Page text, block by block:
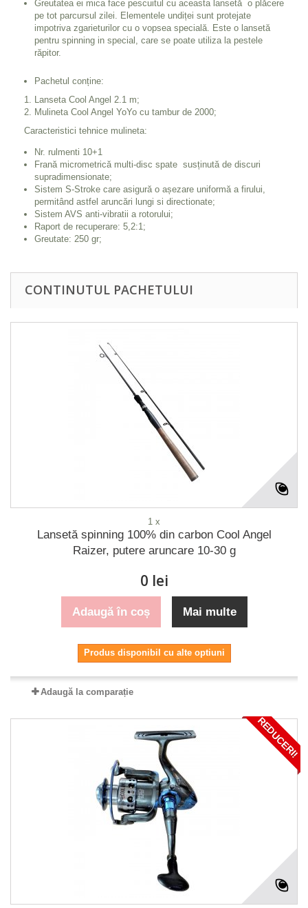
Greutatea ei mica face pescuitul cu aceasta lansetă o plăcere
pe tot parcursul zilei. Elementele undiței sunt protejate
impotriva zgarieturilor cu o vopsea specială. Este o lansetă
pentru spinning in special, care se poate utiliza la pestele
răpitor.
Pachetul conține:
Lanseta Cool Angel 2.1 m;
Mulineta Cool Angel YoYo cu tambur de 2000;
Caracteristici tehnice mulineta:
Nr. rulmenti 10+1
Frană micrometrică multi-disc spate susținută de discuri
supradimensionate;
Sistem S-Stroke care asigură o așezare uniformă a firului,
permitând astfel aruncări lungi si directionate;
Sistem AVS anti-vibratii a rotorului;
Raport de recuperare: 5,2:1;
Greutate: 250 gr;
CONTINUTUL PACHETULUI
1 x
Lansetă spinning 100% din carbon Cool Angel
Raizer, putere aruncare 10-30 g
0 lei
Adaugă în coș Mai multe
Produs disponibil cu alte optiuni
Adaugă la comparație
REDUCERI!